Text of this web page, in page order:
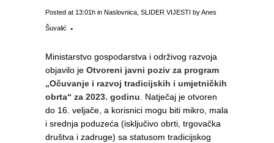
Posted at 13:01h in Naslovnica SLIDER VIJESTI byAnes
Šuvalić
Ministarstvo gospodarstva i održivog razvoja
objavilo je Otvoreni javni poziv za program
„Očuvanje i razvoj tradicijskih i umjetničkih
obrta“ za 2023. godinu . Natječaj je otvoren
do 16. veljače, a korisnici mogu biti mikro, mala
i srednja poduzeća (isključivo obrti, trgovačka
društva i zadruge) sa statusom tradicijskog